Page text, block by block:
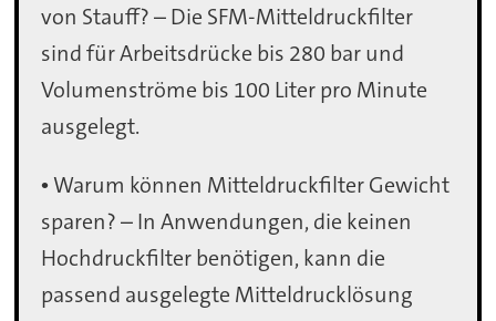
von Stauff? – Die SFM-Mitteldruckfilter
sind für Arbeitsdrücke bis 280 bar und
Volumenströme bis 100 Liter pro Minute
ausgelegt.
• Warum können Mitteldruckfilter Gewicht
sparen? – In Anwendungen, die keinen
Hochdruckfilter benötigen, kann die
passend ausgelegte Mitteldrucklösung